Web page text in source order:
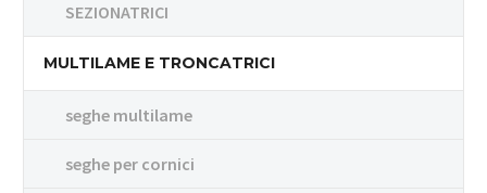
SEZIONATRICI
MULTILAME E TRONCATRICI
seghe multilame
seghe per cornici